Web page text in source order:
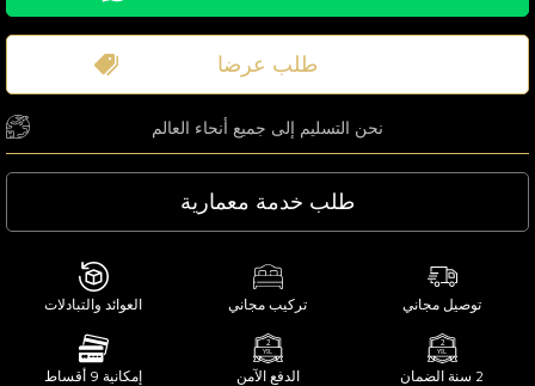
طلب عرضا
نحن التسليم إلى جميع أنحاء العالم
طلب خدمة معمارية
توصيل مجاني تركيب مجاني العوائد والتبادلات
2 سنة الضمان الدفع الآمن إمكانية 9 أقساط